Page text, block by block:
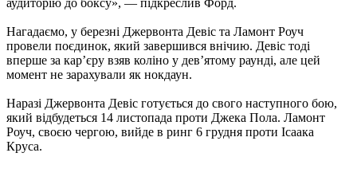
аудиторію до боксу», — підкреслив Форд.
Нагадаємо, у березні Джервонта Девіс та Ламонт Роуч
провели поєдинок, який завершився внічию. Девіс тоді
вперше за кар’єру взяв коліно у дев’ятому раунді, але цей
момент не зарахували як нокдаун.
Наразі Джервонта Девіс готується до свого наступного бою,
який відбудеться 14 листопада проти Джека Пола. Ламонт
Роуч, своєю чергою, вийде в ринг 6 грудня проти Ісаака
Круса.